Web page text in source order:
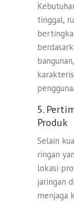
tinggal,
5.
Produk
Selain
ringan
lokasi
jaringan
menjaga